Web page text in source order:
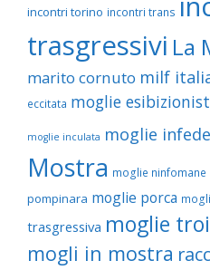
incontri torino incontri trans
trasgressivi La
marito cornuto milf
eccitata moglie
moglie inculata moglie
Mostra moglie ninfomane
pompinara moglie porca
trasgressiva moglie
mogli in mostra